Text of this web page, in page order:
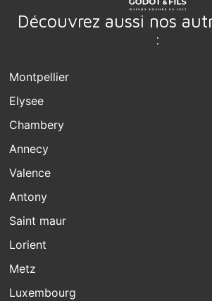
Découvrez aussi nos
:
Montpellier
Elysee
Chambery
Annecy
Valence
Antony
Saint maur
Lorient
Metz
Luxembourg